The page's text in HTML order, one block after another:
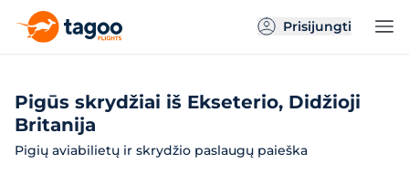
Prisijungti
Pigūs skrydžiai iš Ekseterio, Didžioji
Britanija
Pigių aviabilietų ir skrydžio paslaugų paieška